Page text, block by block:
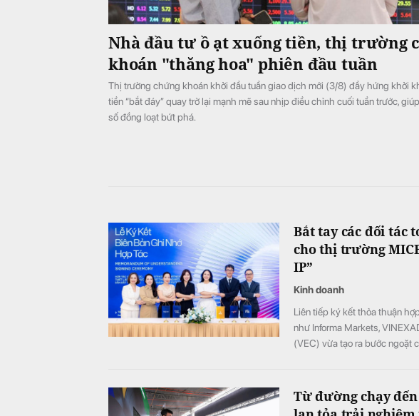
Nhà đầu tư ồ ạt xuống tiền, thị trường
khoán "thăng hoa" phiên đầu tuần
Thị trường chứng khoán khởi đầu tuần giao dịch mới (3/8) đầy hứng khởi
tiền “bắt đáy” quay trở lại mạnh mẽ sau nhịp điều chỉnh cuối tuần trước,
số đồng loạt bứt phá.
Bắt tay các đối tác
cho thị trường
IP”
Kinh doanh
Liên tiếp ký kết thỏa thuận
như Informa Markets,
(VEC) vừa tạo ra bước ngoặt
Từ đường chạy